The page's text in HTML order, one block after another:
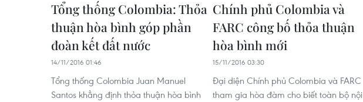
Tổng thống Colombia: Thỏa
thuận hòa bình góp phần
đoàn kết đất nước
14/11/2016 01:46
Tổng thống Colombia Juan Manuel
Santos khẳng định thỏa thuận hòa bình
Chính phủ Colombia và
FARC công bố thỏa thuận
hòa bình mới
15/11/2016 03:30
Đại diện Chính phủ Colombia và FARC
tham gia hòa đàm cho biết toàn bộ nội